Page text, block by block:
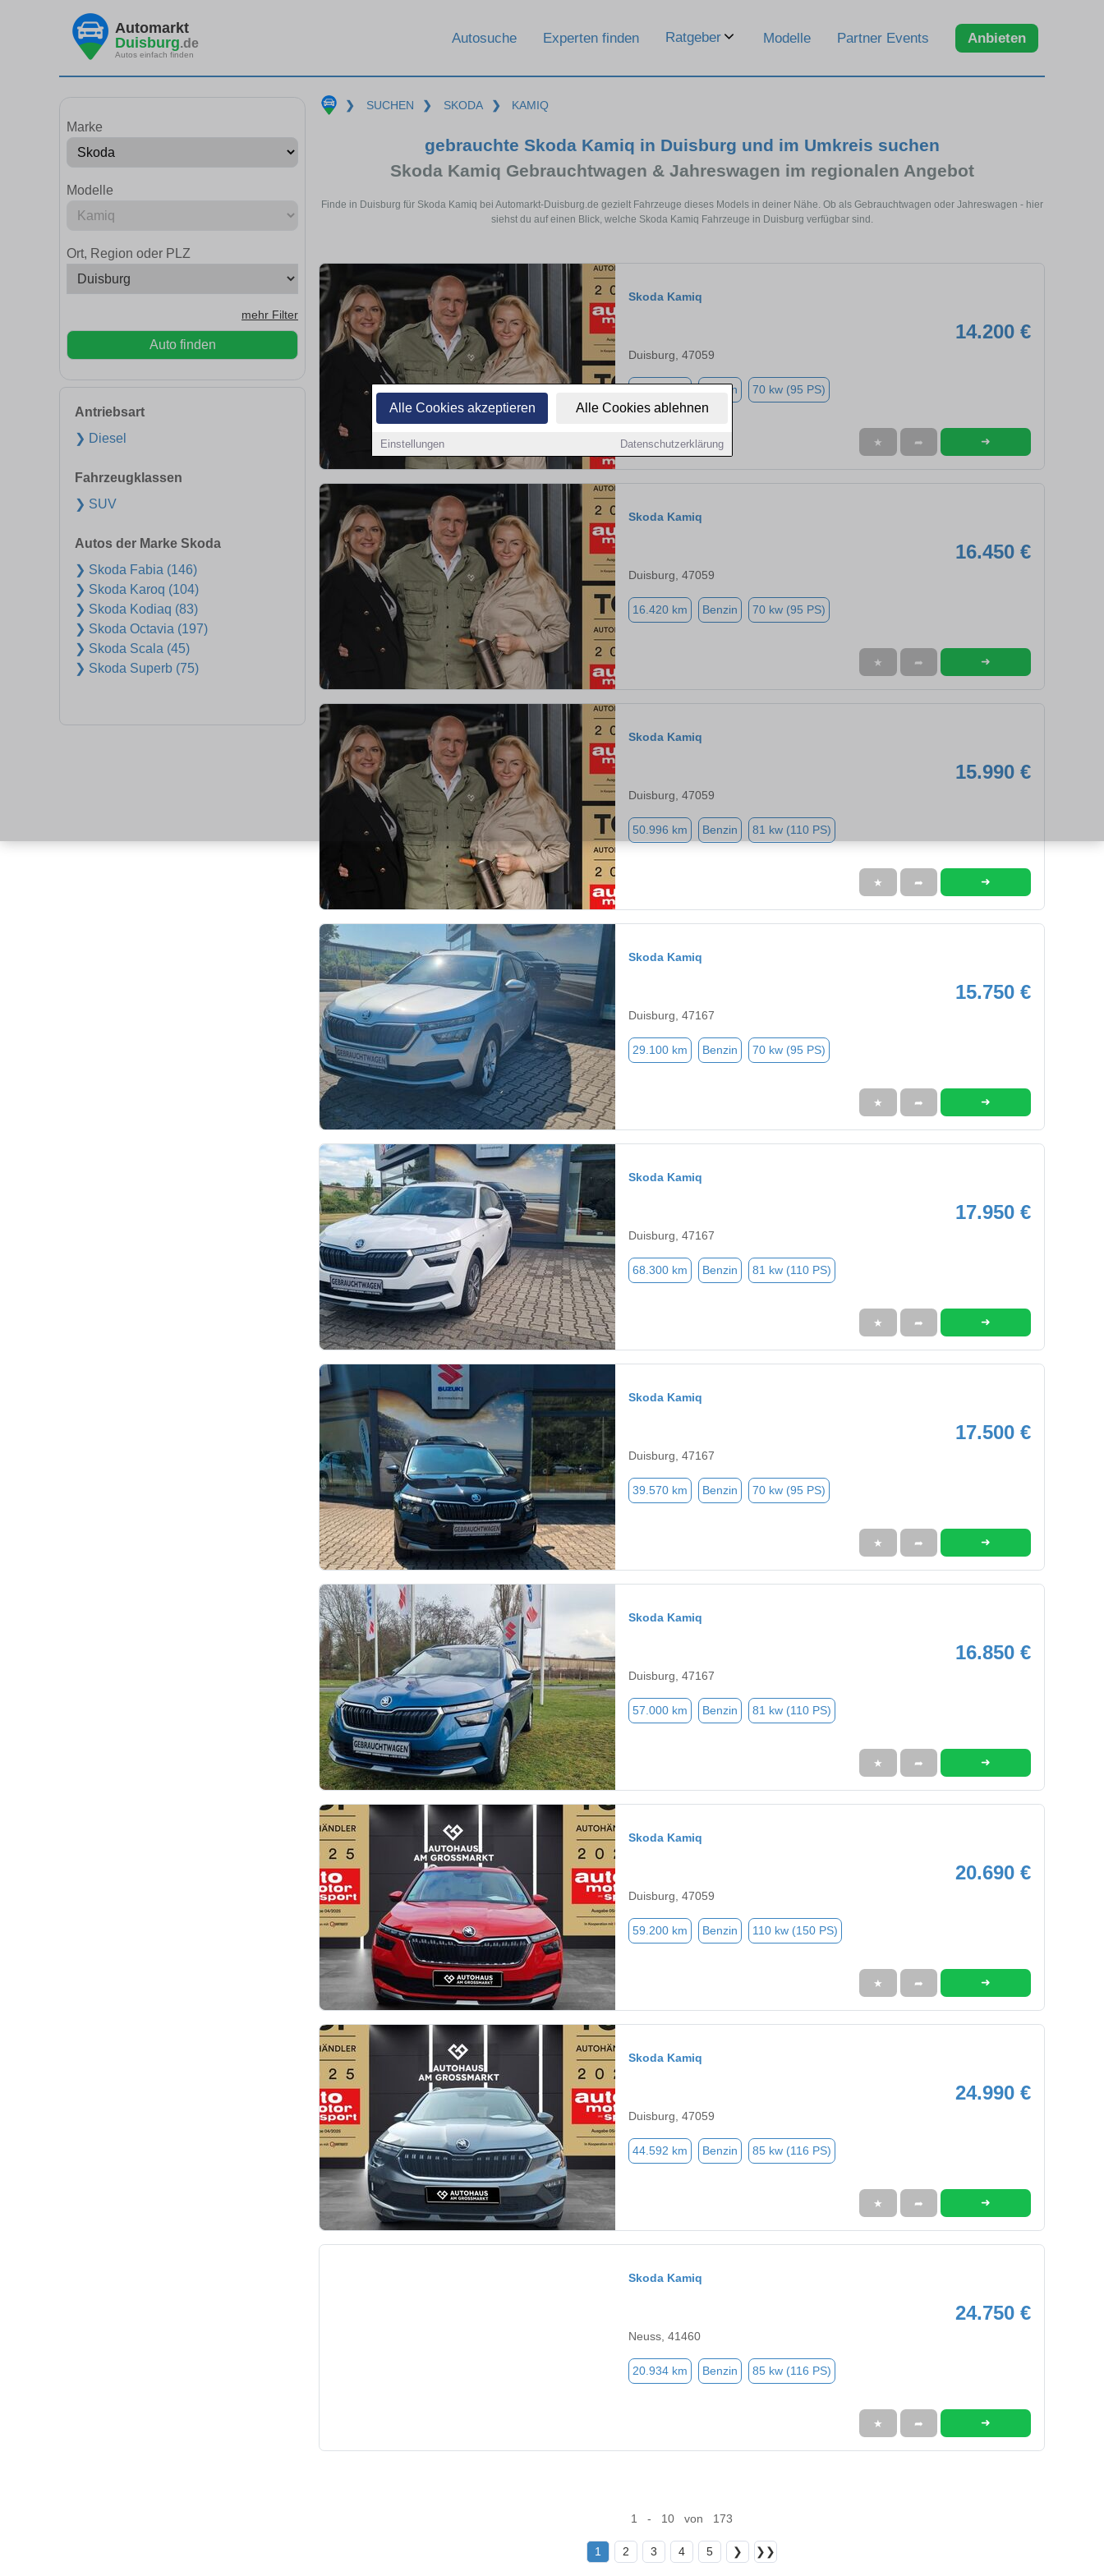
Alle Cookies akzeptieren Alle Cookies ablehnen
Einstellungen Datenschutzerklärung
Automarkt
Duisburg.de
Autos einfach finden
Autosuche Experten finden Ratgeber Modelle Partner Events Anbieten
Marke
Modelle
Ort, Region oder PLZ
mehr Filter
Auto finden
Antriebsart
❯ Diesel
Fahrzeugklassen
❯ SUV
Autos der Marke Skoda
❯ Skoda Fabia (146)
❯ Skoda Karoq (104)
❯ Skoda Kodiaq (83)
❯ Skoda Octavia (197)
❯ Skoda Scala (45)
❯ Skoda Superb (75)
❯ SUCHEN ❯ SKODA ❯ KAMIQ
gebrauchte Skoda Kamiq in Duisburg und im Umkreis suchen
Skoda Kamiq Gebrauchtwagen & Jahreswagen im regionalen Angebot
Finde in Duisburg für Skoda Kamiq bei Automarkt-Duisburg.de gezielt Fahrzeuge dieses Models in deiner Nähe. Ob als Gebrauchtwagen oder Jahreswagen - hier
siehst du auf einen Blick, welche Skoda Kamiq Fahrzeuge in Duisburg verfügbar sind.
Skoda Kamiq
14.200 €
Duisburg, 47059
Benzin 70 kw (95 PS)
★ ➦ ➜
Skoda Kamiq
16.450 €
Duisburg, 47059
16.420 km Benzin 70 kw (95 PS)
★ ➦ ➜
Skoda Kamiq
15.990 €
Duisburg, 47059
50.996 km Benzin 81 kw (110 PS)
★ ➦ ➜
Skoda Kamiq
15.750 €
Duisburg, 47167
29.100 km Benzin 70 kw (95 PS)
★ ➦ ➜
Skoda Kamiq
17.950 €
Duisburg, 47167
68.300 km Benzin 81 kw (110 PS)
★ ➦ ➜
Skoda Kamiq
17.500 €
Duisburg, 47167
39.570 km Benzin 70 kw (95 PS)
★ ➦ ➜
Skoda Kamiq
16.850 €
Duisburg, 47167
57.000 km Benzin 81 kw (110 PS)
★ ➦ ➜
Skoda Kamiq
20.690 €
Duisburg, 47059
59.200 km Benzin 110 kw (150 PS)
★ ➦ ➜
Skoda Kamiq
24.990 €
Duisburg, 47059
44.592 km Benzin 85 kw (116 PS)
★ ➦ ➜
Skoda Kamiq
24.750 €
Neuss, 41460
20.934 km Benzin 85 kw (116 PS)
★ ➦ ➜
1 - 10 von 173
1 2 3 4 5 ❯ ❯❯